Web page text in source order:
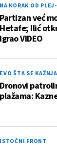
NA KORAK OD
Partizan već
Hetafe; Ilić
igrao VIDEO
EVO ŠTA SE
Dronovi
plažama:
ISTOČNI FRONT